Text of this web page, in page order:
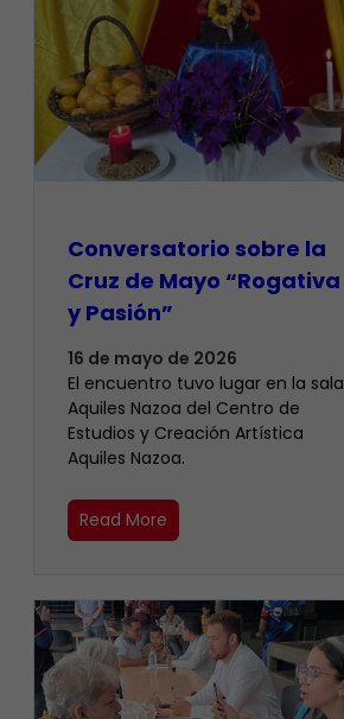
Conversatorio sobre la
Cruz de Mayo “Rogativa
y Pasión”
16 de mayo de 2026
El encuentro tuvo lugar en la sala
Aquiles Nazoa del Centro de
Estudios y Creación Artística
Aquiles Nazoa.
Read More